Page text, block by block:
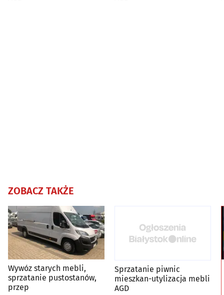
ZOBACZ TAKŻE
Wywóz starych mebli,
sprzatanie pustostanów,
przep
Sprzatanie piwnic
mieszkan-utylizacja mebli
AGD